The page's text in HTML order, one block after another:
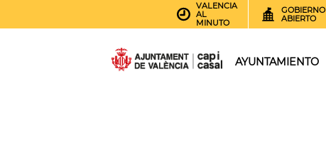
VALENCIA
AL
MINUTO
GOBIERNO
ABIERTO
AYUNTAMIENTO